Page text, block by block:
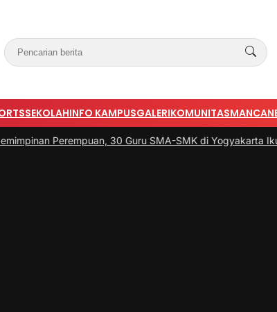
SEKOLAHINFO KAMPUSGALERIKOMUNITAS
30 Guru SMA-SMK di Yogyakarta Ikuti